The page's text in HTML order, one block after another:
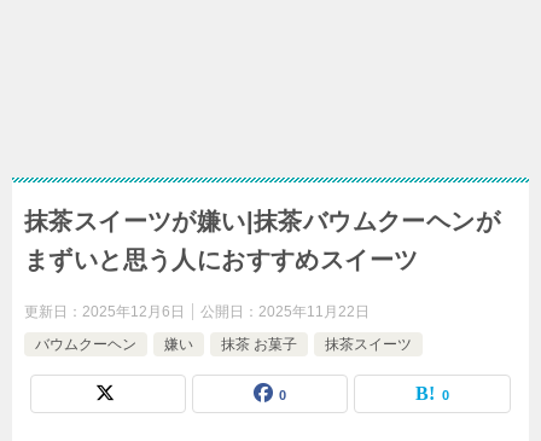
抹茶スイーツが嫌い|抹茶バウムクーヘンが
まずいと思う人におすすめスイーツ
更新日： 2025年12月6日 公開日： 2025年11月22日
バウムクーヘン
嫌い 抹茶 お菓子 抹茶スイーツ
0 0